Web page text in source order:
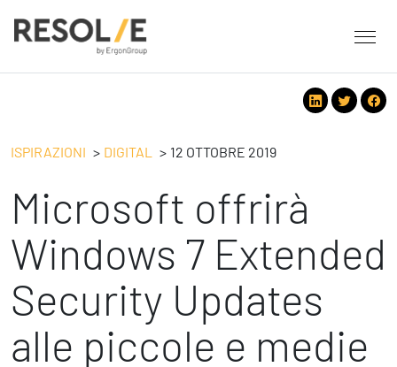
Servizi
People
Strategy
Future
Digital
Operation
Safety
Tecnologie
Eventi
Ispirazioni
Formazione
People
Leadership
Benessere Organizzativo & Sostenibile
Performance Management
Strategy
Change Management
Business Process Improvement
ISPIRAZIONI DIGITAL 12 OTTOBRE 2019
Microsoft offrirà
Windows 7 Extended
Security Updates
alle piccole e medie